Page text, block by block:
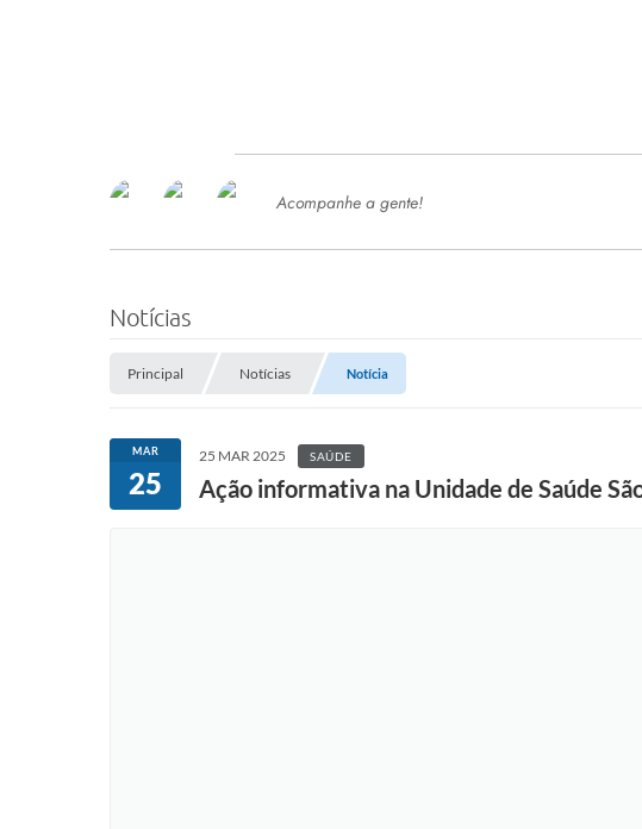
SERVIÇOS
SEMED
Processo de Contratação -
Concursos e Processos Seletivos
Esporte
Acompanhe a gente!
Notícias
Principal Notícias Notícia
MAR
25
25 MAR 2025 SAÚDE
Ação informativa na Unidade de Saúde